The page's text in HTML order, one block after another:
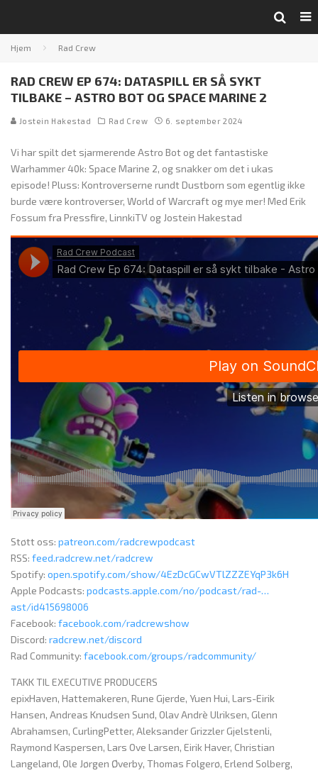
Hjem Rad Crew
RAD CREW EP 674: DATASPILL ER SÅ SYKT
TILBAKE – ASTRO BOT OG SPACE MARINE 2
Jostein Hakestad Rad Crew 6. september 2024
Vi har spilt det sjarmerende Astro Bot og det fantastiske
Warhammer 40k: Space Marine 2, og snakker om det i ukas
episode! Pluss: Kontroverserne rundt Dustborn som egentlig ikke
burde være kontroverser, World of Warcraft og mye mer! Med Erik
Fossum fra Pressfire, LinnkiTV og Jostein Hakestad
Støtt oss: patreon.com/radcrewpodcast
RSS: feed.radcrew.net/radcrew
Spotify: open.spotify.com/show/4EzDcGCwVTlZZZEYqP3k6H
Apple Podcasts: podcasts.apple.com/no/podcast/rad-…
ast/id415698006
Facebook: facebook.com/radcrewshow
Discord: radcrew.net/discord
Rad Community: facebook.com/groups/radcommunity/
TAKK TIL EXECUTIVE PRODUCERS
epixHaven, Hattemakeren, Rune Gjerde, Yuen Hui, Lars-Eirik
Hansen, Andreas Knudsen Sund, Olav Andrè Ulriksen, Glenn
Abrahamsen, CurlingPetter, Aleksander Grizzler Gjelstenli,
Raymond Kaspersen, Lars Ove Larsen, Eirik Haver, Christian
Langeland, Ole Jørgen Øverby, Thomas Folgerø, Erlend Solberg,